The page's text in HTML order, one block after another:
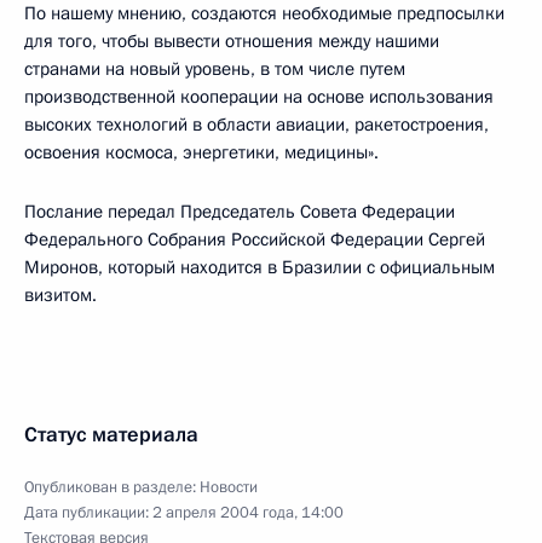
По нашему мнению, создаются необходимые предпосылки
для того, чтобы вывести отношения между нашими
странами на новый уровень, в том числе путем
производственной кооперации на основе использования
высоких технологий в области авиации, ракетостроения,
освоения космоса, энергетики, медицины».
Послание передал Председатель Совета Федерации
Федерального Собрания Российской Федерации Сергей
Миронов, который находится в Бразилии с официальным
визитом.
Статус материала
Опубликован в разделе: Новости
Дата публикации:2 апреля 2004 года, 14:00
Текстовая версия